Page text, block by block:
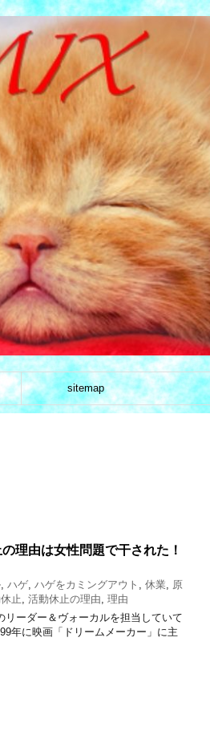
sitemap
理由は女性問題で干された！
ハゲ ハゲをカミングアウト 休業
原
止 活動休止の理由 理由
リーダー＆ヴォーカルを担当していて
年に映画「ドリームメーカー」に主